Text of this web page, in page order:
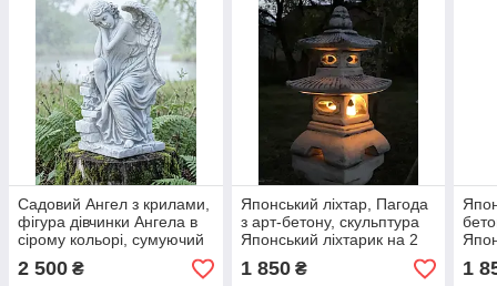
Садовий Ангел з крилами,
фігура дівчинки Ангела в
сірому кольорі, сумуючий
Ангел на могилу 43 см
2 500 ₴
Японський ліхтар, Пагода
з арт-бетону, скульптура
Японський ліхтарик на 2
дахи, ліхтарик в
японському стилі, 40 см
1 850₴ 1